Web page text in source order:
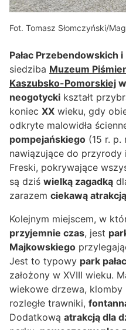
Fot. Tomasz Słomczyński/
Pałac Przebendowskich
siedziba Muzeum
Kaszubsko-Pomorskiej
neogotycki kształt
koniec XX wieku, gdy
odkryte malowidła
pompejańskiego (15 r. p.
nawiązujące do przyrody
Freski, pokrywające
są dziś wielką zagadką
zarazem ciekawą atrakcją
Kolejnym miejscem, w
przyjemnie czas, jest
Majkowskiego
Jest to typowy park
założony w XVIII wieku.
wiekowe drzewa,
rozległe trawniki,
Dodatkową atrakcją dla